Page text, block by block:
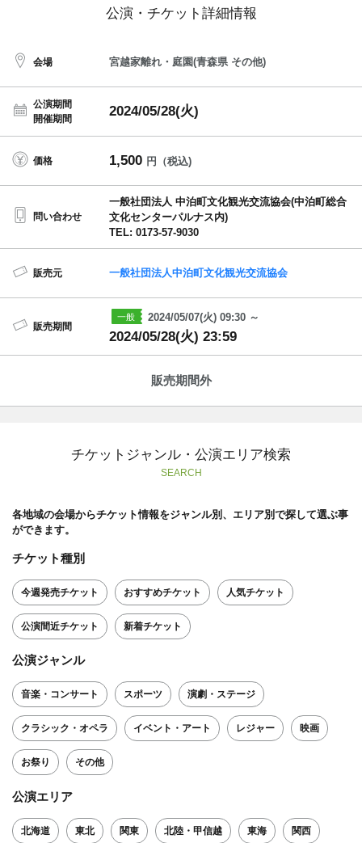
公演・チケット詳細情報
会場 宮越家離れ・庭園(青森県 その他)
公演期間
開催期間
2024/05/28(火)
価格 1,500 円（税込)
問い合わせ
一般社団法人 中泊町文化観光交流協会(中泊町総合
文化センターパルナス内)
TEL: 0173-57-9030
販売元 一般社団法人中泊町文化観光交流協会
販売期間
2024/05/07(火) 09:30 ～
2024/05/28(火) 23:59
販売期間外
チケットジャンル・公演エリア検索
SEARCH
各地域の会場からチケット情報をジャンル別、エリア別で探して選ぶ事
ができます。
チケット種別
今週発売チケット おすすめチケット 人気チケット
公演間近チケット 新着チケット
公演ジャンル
音楽・コンサート スポーツ 演劇・ステージ
クラシック・オペラ イベント・アート レジャー 映画
お祭り その他
公演エリア
北海道 東北 関東 北陸・甲信越 東海 関西